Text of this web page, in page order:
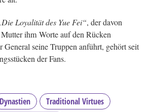
Loyalität des Yue Fei“, der davon
ihm Worte auf den Rücken
General seine Truppen anführt, gehört seit
der Fans.
Dynastien
Traditional Virtues